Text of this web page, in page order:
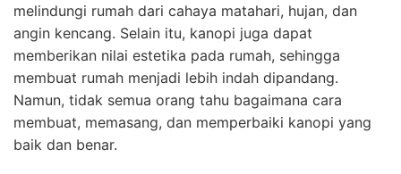
melindungi rumah dari cahaya matahari, hujan, dan
angin kencang. Selain itu, kanopi juga dapat
memberikan nilai estetika pada rumah, sehingga
membuat rumah menjadi lebih indah dipandang.
Namun, tidak semua orang tahu bagaimana cara
membuat, memasang, dan memperbaiki kanopi yang
baik dan benar.